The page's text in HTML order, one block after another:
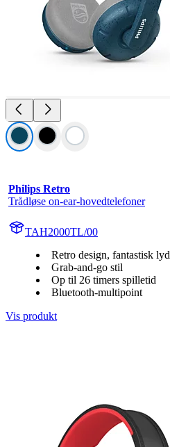
Philips Retro
Trådløse on-ear-hovedtelefoner
TAH2000TL/00
Retro design, fantastisk lyd
Grab-and-go stil
Op til 26 timers spilletid
Bluetooth-multipoint
Vis produkt